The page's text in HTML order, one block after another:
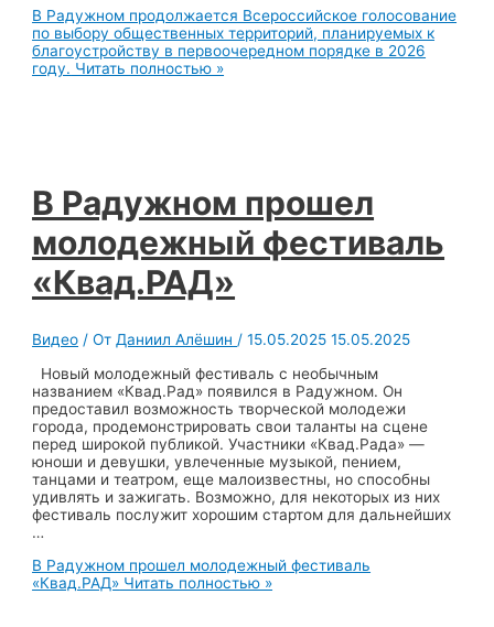
В Радужном продолжается Всероссийское голосование
по выбору общественных территорий, планируемых к
благоустройству в первоочередном порядке в 2026
году. Читать полностью »
В Радужном прошел
молодежный фестиваль
«Квад.РАД»
Видео / От Даниил Алёшин /15.05.2025 15.05.2025
Новый молодежный фестиваль с необычным
названием «Квад.Рад» появился в Радужном. Он
предоставил возможность творческой молодежи
города, продемонстрировать свои таланты на сцене
перед широкой публикой. Участники «Квад.Рада» —
юноши и девушки, увлеченные музыкой, пением,
танцами и театром, еще малоизвестны, но способны
удивлять и зажигать. Возможно, для некоторых из них
фестиваль послужит хорошим стартом для дальнейших
…
В Радужном прошел молодежный фестиваль
«Квад.РАД» Читать полностью »